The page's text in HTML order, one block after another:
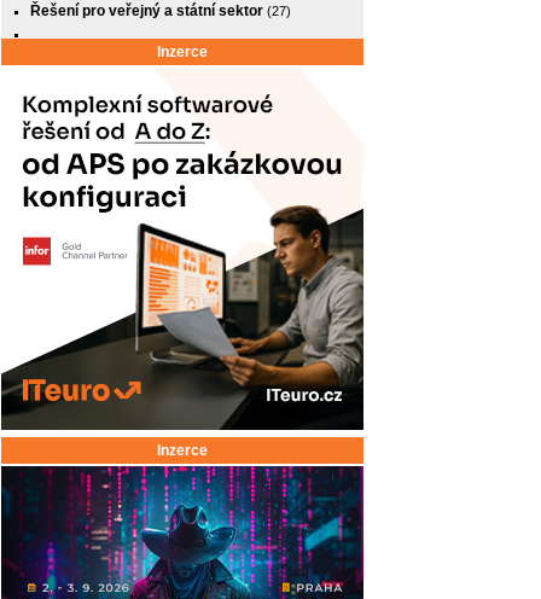
Řešení pro veřejný a státní sektor (27)
Inzerce
Inzerce